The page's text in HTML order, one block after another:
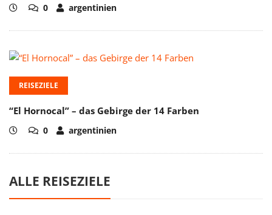
0 argentinien
REISEZIELE
“El Hornocal” – das Gebirge der 14 Farben
0 argentinien
ALLE REISEZIELE